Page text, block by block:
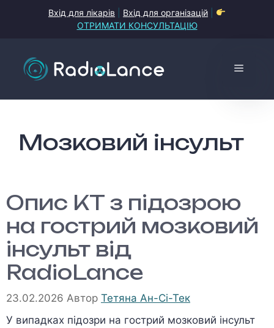
Вхід для лікарів Вхід для організацій
ОТРИМАТИ КОНСУЛЬТАЦІЮ
Меню
Мозковий інсульт
Опис КТ з підозрою
на гострий мозковий
інсульт від
RadioLance
23.02.2026 Автор Тетяна Ан-Сі-Тек
У випадках підозри на гострий мозковий інсульт